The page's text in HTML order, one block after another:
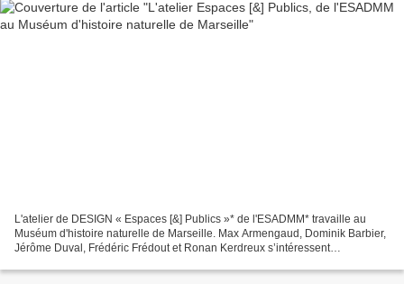
L'atelier de DESIGN « Espaces [&] Publics »* de l'ESADMM* travaille au
Muséum d'histoire naturelle de Marseille. Max Armengaud, Dominik Barbier,
Jérôme Duval, Frédéric Frédout et Ronan Kerdreux s’intéressent